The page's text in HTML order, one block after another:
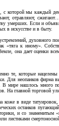
мы каждый
отравляют,
умерших. Если и
в искусстве и в быту.
«тяга к иному».
она дает оценки
те, которые
неопанков фирма
нашлось много
главной торговой
в виде
останков
и со
листиками